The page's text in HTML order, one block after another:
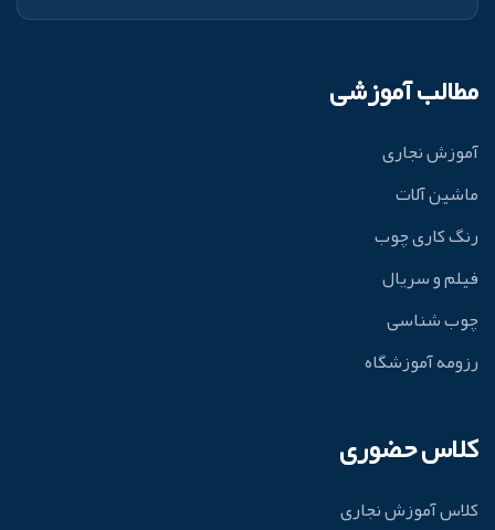
مطالب آموزشی
آموزش نجاری
ماشین آلات
رنگ کاری چوب
فیلم و سریال
چوب شناسی
رزومه آموزشگاه
کلاس حضوری
کلاس آموزش نجاری